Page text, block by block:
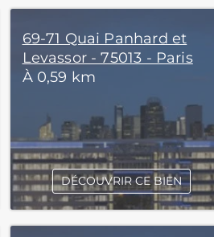
69-71 Quai Panhard et
Levassor - 75013 - Paris
À 0,59 km
DÉCOUVRIR CE BIEN